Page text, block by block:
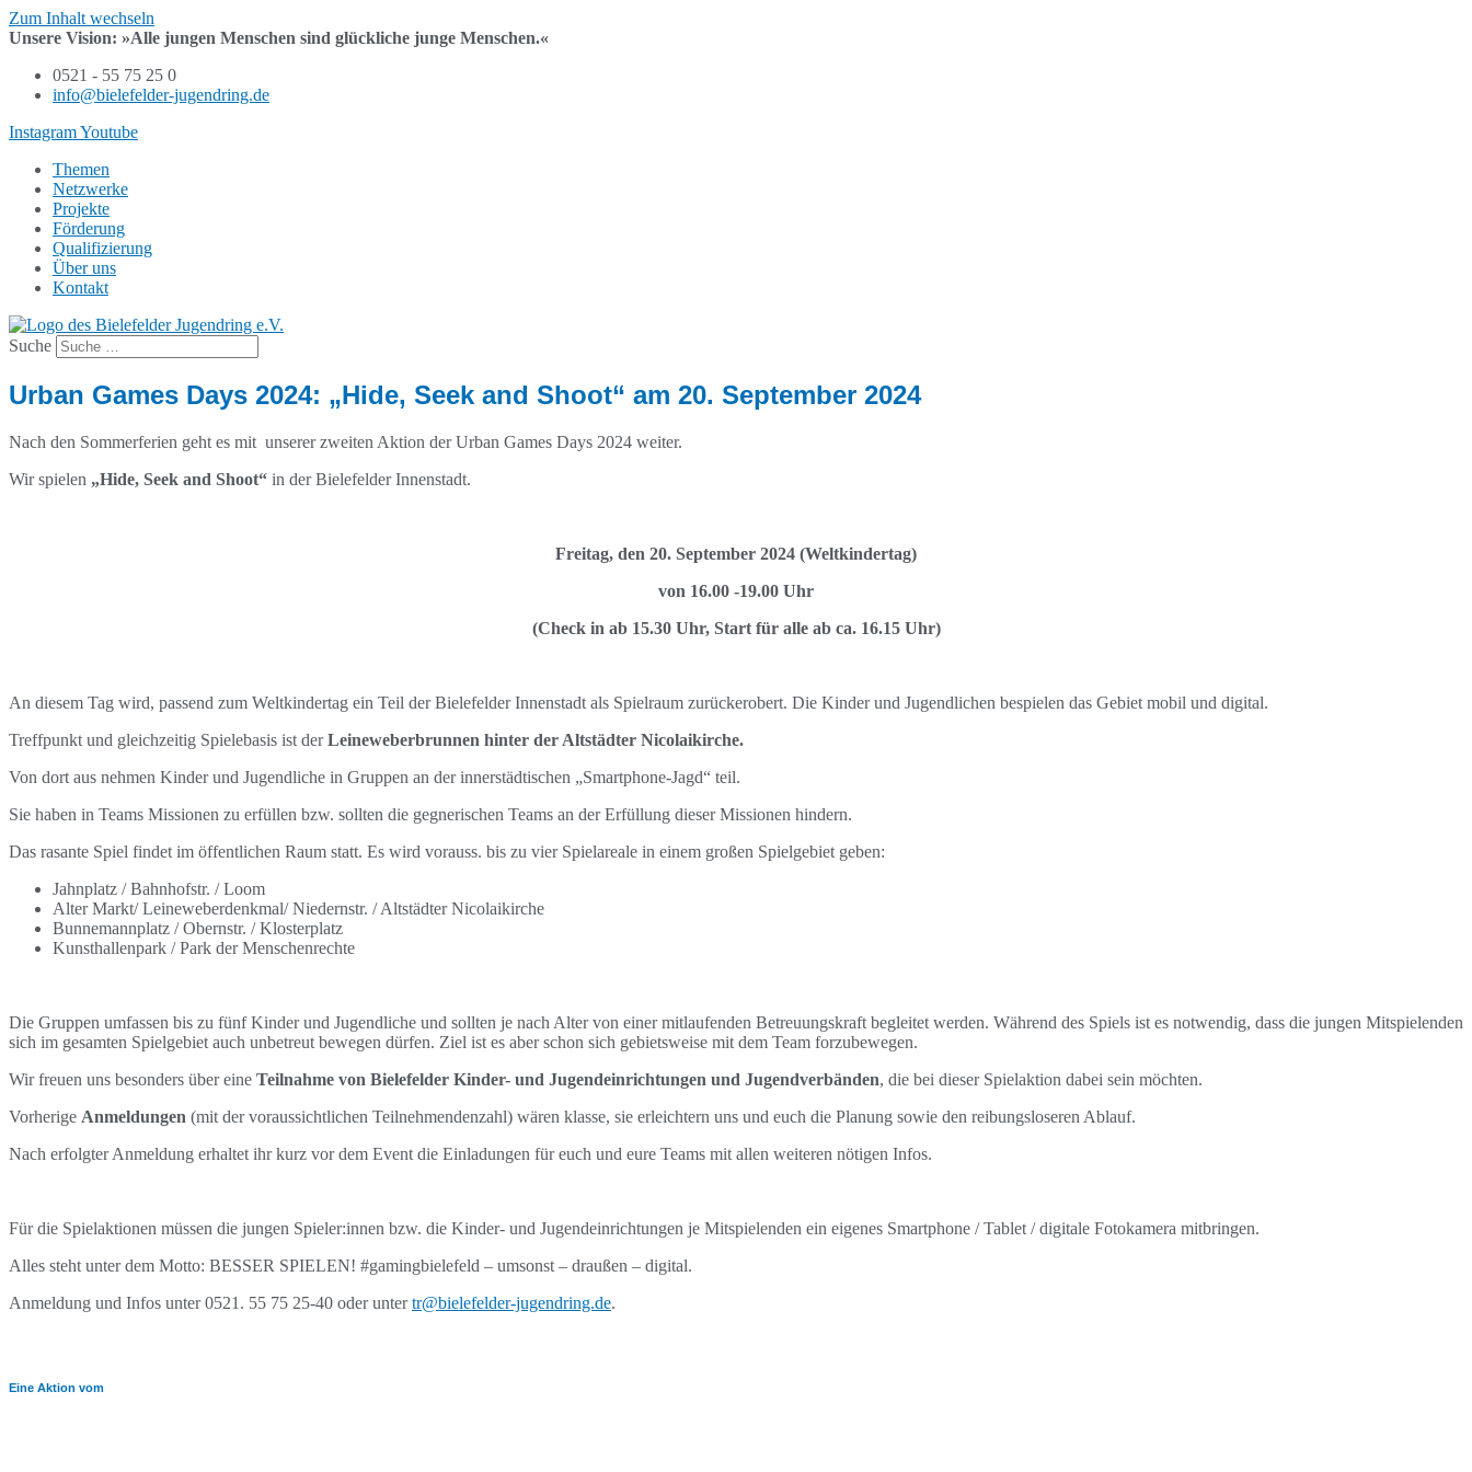
Zum Inhalt wechseln
Unsere Vision: »Alle jungen Menschen sind glückliche junge Menschen.«
0521 - 55 75 25 0
info@bielefelder-jugendring.de
InstagramYoutube
Themen
Netzwerke
Projekte
Förderung
Qualifizierung
Über uns
Kontakt
Suche
Urban Games Days 2024: „Hide, Seek and Shoot“ am 20. September 2024
Nach den Sommerferien geht es mit unserer zweiten Aktion der Urban Games Days 2024 weiter.
Wir spielen „Hide, Seek and Shoot“ in der Bielefelder Innenstadt.
Freitag, den 20. September 2024 (Weltkindertag)
von 16.00 -19.00 Uhr
(Check in ab 15.30 Uhr, Start für alle ab ca. 16.15 Uhr)
An diesem Tag wird, passend zum Weltkindertag ein Teil der Bielefelder Innenstadt als Spielraum zurückerobert. Die Kinder und Jugendlichen bespielen das Gebiet mobil und digital.
Treffpunkt und gleichzeitig Spielebasis ist derLeineweberbrunnen hinter der Altstädter Nicolaikirche.
Von dort aus nehmen Kinder und Jugendliche in Gruppen an der innerstädtischen „Smartphone-Jagd“ teil.
Sie haben in Teams Missionen zu erfüllen bzw. sollten die gegnerischen Teams an der Erfüllung dieser Missionen hindern.
Das rasante Spiel findet im öffentlichen Raum statt. Es wird vorauss. bis zu vier Spielareale in einem großen Spielgebiet geben:
Jahnplatz / Bahnhofstr. / Loom
Alter Markt/ Leineweberdenkmal/ Niedernstr. / Altstädter Nicolaikirche
Bunnemannplatz / Obernstr. / Klosterplatz
Kunsthallenpark / Park der Menschenrechte
Die Gruppen umfassen bis zu fünf Kinder und Jugendliche und sollten je nach Alter von einer mitlaufenden Betreuungskraft begleitet werden. Während des Spiels ist es notwendig, dass die jungen Mitspielenden
sich im gesamten Spielgebiet auch unbetreut bewegen dürfen. Ziel ist es aber schon sich gebietsweise mit dem Team forzubewegen.
Wir freuen uns besonders über eine Teilnahme von Bielefelder Kinder- und Jugendeinrichtungen und Jugendverbänden, die bei dieser Spielaktion dabei sein möchten.
Vorherige Anmeldungen (mit der voraussichtlichen Teilnehmendenzahl) wären klasse, sie erleichtern uns und euch die Planung sowie den reibungsloseren Ablauf.
Nach erfolgter Anmeldung erhaltet ihr kurz vor dem Event die Einladungen für euch und eure Teams mit allen weiteren nötigen Infos.
Für die Spielaktionen müssen die jungen Spieler:innen bzw. die Kinder- und Jugendeinrichtungen je Mitspielenden ein eigenes Smartphone / Tablet / digitale Fotokamera mitbringen.
Alles steht unter dem Motto: BESSER SPIELEN! #gamingbielefeld – umsonst – draußen – digital.
Anmeldung und Infos unter 0521. 55 75 25-40 oder untertr@bielefelder-jugendring.de.
Eine Aktion vom